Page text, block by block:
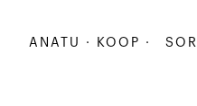
· KOOP ·